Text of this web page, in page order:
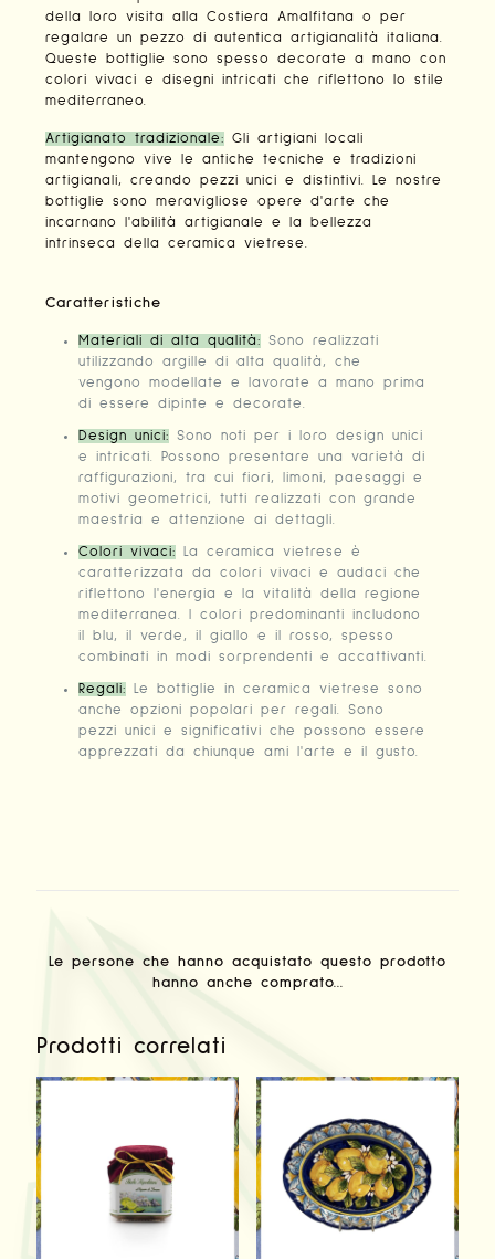
della loro visita alla Costiera Amalfitana o per
regalare un pezzo di autentica artigianalità italiana.
Queste bottiglie sono spesso decorate a mano con
colori vivaci e disegni intricati che riflettono lo stile
mediterraneo.
Artigianato tradizionale: Gli artigiani locali
mantengono vive le antiche tecniche e tradizioni
artigianali, creando pezzi unici e distintivi. Le nostre
bottiglie sono meravigliose opere d'arte che
incarnano l'abilità artigianale e la bellezza
intrinseca della ceramica vietrese.
Caratteristiche
Materiali di alta qualità: Sono realizzati
utilizzando argille di alta qualità, che
vengono modellate e lavorate a mano prima
di essere dipinte e decorate.
Design unici: Sono noti per i loro design unici
e intricati. Possono presentare una varietà di
raffigurazioni, tra cui fiori, limoni, paesaggi e
motivi geometrici, tutti realizzati con grande
maestria e attenzione ai dettagli.
Colori vivaci: La ceramica vietrese è
caratterizzata da colori vivaci e audaci che
riflettono l'energia e la vitalità della regione
mediterranea. I colori predominanti includono
il blu, il verde, il giallo e il rosso, spesso
combinati in modi sorprendenti e accattivanti.
Regali: Le bottiglie in ceramica vietrese sono
anche opzioni popolari per regali. Sono
pezzi unici e significativi che possono essere
apprezzati da chiunque ami l'arte e il gusto.
Le persone che hanno acquistato questo prodotto
hanno anche comprato...
Prodotti correlati